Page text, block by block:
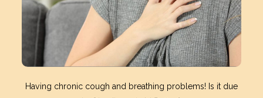
Having chronic cough and breathing problems! Is it due